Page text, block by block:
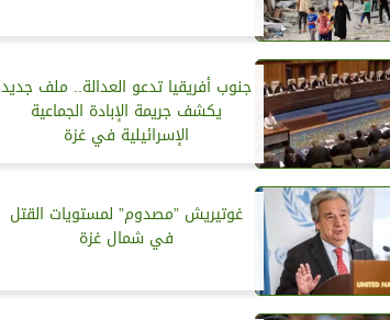
جنوب أفريقيا تدعو العدالة.. ملف جديد
يكشف جريمة الإبادة الجماعية
الإسرائيلية في غزة
غوتيريش ”مصدوم” لمستويات القتل
في شمال غزة